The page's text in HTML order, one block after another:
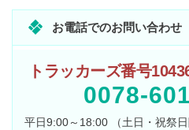
お電話でのお問い合わせ
トラッカーズ番号
0078-
平日9:00～18:00 （土日・祝祭日